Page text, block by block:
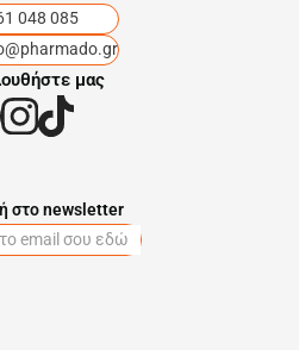
048 085
μας
στο newsletter